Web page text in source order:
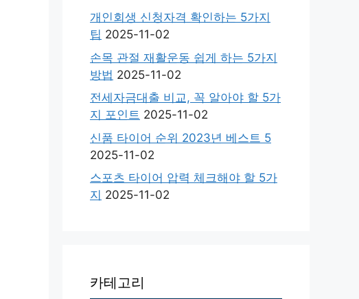
개인회생 신청자격 확인하는 5가지
팁 2025-11-02
손목 관절 재활운동 쉽게 하는 5가지
방법 2025-11-02
전세자금대출 비교, 꼭 알아야 할 5가
지 포인트 2025-11-02
신품 타이어 순위 2023년 베스트 5
2025-11-02
스포츠 타이어 압력 체크해야 할 5가
지 2025-11-02
카테고리